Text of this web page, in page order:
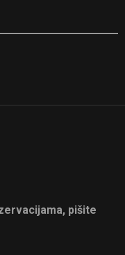
pišite